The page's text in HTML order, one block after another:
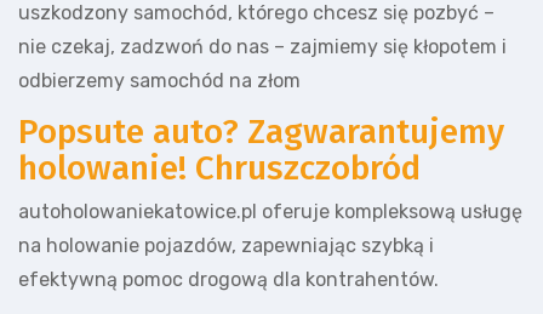
uszkodzony samochód, którego chcesz się pozbyć –
nie czekaj, zadzwoń do nas – zajmiemy się kłopotem i
odbierzemy samochód na złom
Popsute auto? Zagwarantujemy
holowanie! Chruszczobród
autoholowaniekatowice.pl oferuje kompleksową usługę
na holowanie pojazdów, zapewniając szybką i
efektywną pomoc drogową dla kontrahentów.